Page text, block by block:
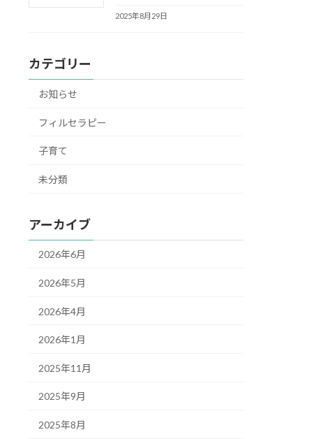
2025年8月29日
カテゴリー
お知らせ
フィルセラピー
子育て
未分類
アーカイブ
2026年6月
2026年5月
2026年4月
2026年1月
2025年11月
2025年9月
2025年8月